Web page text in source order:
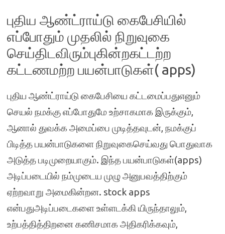
புதிய ஆண்ட்ராய்டு கைபேசியில்
எப்போதும் முதலில் நிறுவுகை
செய்திடவிரும்புகின்றகட்டற்ற
கட்டணமற்ற பயன்பாடுகள்( apps)
புதிய ஆண்ட்ராய்டு கைபேசியை கட்டமைப்பதுஎனும்
செயல் நமக்கு எப்போதுமே உற்சாகமாக இருக்கும்,
ஆனால் துவக்க அமைப்பை முடித்தவுடன், நமக்குப்
பிடித்த பயன்பாடுகளை நிறுவுகைசெய்வது பொதுவாக
அடுத்த படிமுறையாகும். இந்த பயன்பாடுகள்(apps)
அடிப்படையில் நம்முடைய முழு அனுபவத்திற்கும்
ஏற்றவாறு அமைகின்றன. stock apps
என்பதுஅடிப்படைகளை உள்ளடக்கி யிருந்தாலும்,
உற்பத்தித்திறனை கணிசமாக அதிகரிக்கவும்,